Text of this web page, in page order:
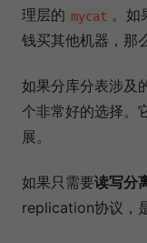
理层的 mycat 。如
钱买其他机器，那
如果分库分表涉及
个非常好的选择。
展。
如果只需要读写分
replication协议，